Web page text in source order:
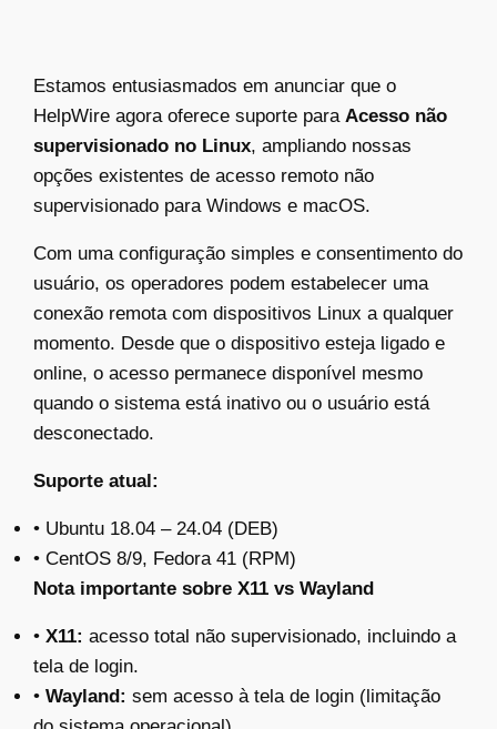
Estamos entusiasmados em anunciar que o
HelpWire agora oferece suporte para Acesso não
supervisionado no Linux, ampliando nossas
opções existentes de acesso remoto não
supervisionado para Windows e macOS.
Com uma configuração simples e consentimento do
usuário, os operadores podem estabelecer uma
conexão remota com dispositivos Linux a qualquer
momento. Desde que o dispositivo esteja ligado e
online, o acesso permanece disponível mesmo
quando o sistema está inativo ou o usuário está
desconectado.
Suporte atual:
• Ubuntu 18.04 – 24.04 (DEB)
• CentOS 8/9, Fedora 41 (RPM)
Nota importante sobre X11 vs Wayland
• X11: acesso total não supervisionado, incluindo a
tela de login.
• Wayland: sem acesso à tela de login (limitação